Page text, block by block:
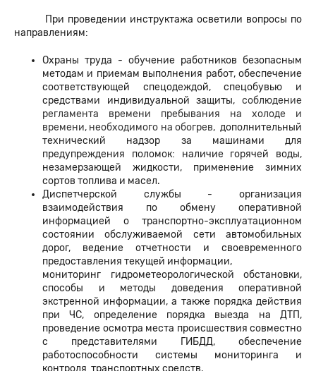
При проведении инструктажа осветили вопросы по
направлениям:
Охраны труда - обучение работников безопасным
методам и приемам выполнения работ, обеспечение
соответствующей спецодеждой, спецобувью и
средствами индивидуальной защиты, соблюдение
регламента времени пребывания на холоде и
времени, необходимого на обогрев, дополнительный
технический надзор за машинами для
предупреждения поломок: наличие горячей воды,
незамерзающей жидкости, применение зимних
сортов топлива и масел.
Диспетчерской службы - организация
взаимодействия по обмену оперативной
информацией о транспортно-эксплуатационном
состоянии обслуживаемой сети автомобильных
дорог, ведение отчетности и своевременного
предоставления текущей информации,
мониторинг гидрометеорологической обстановки,
способы и методы доведения оперативной
экстренной информации, а также порядка действия
при ЧС, определение порядка выезда на ДТП,
проведение осмотра места происшествия совместно
с представителями ГИБДД, обеспечение
работоспособности системы мониторинга и
контроля транспортных средств.